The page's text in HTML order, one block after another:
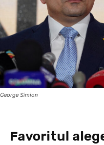
George Simion
Favoritul